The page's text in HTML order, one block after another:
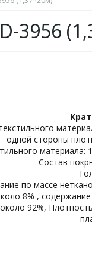
3956
одной стороны
материала:
Состав
по массе
8% ,
92%,